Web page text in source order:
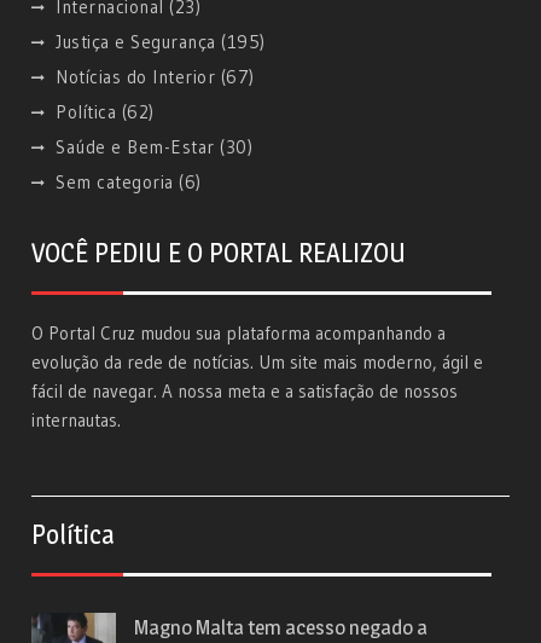
Internacional (23)
Justiça e Segurança (195)
Notícias do Interior (67)
Política (62)
Saúde e Bem-Estar (30)
Sem categoria (6)
VOCÊ PEDIU E O PORTAL REALIZOU
O Portal Cruz mudou sua plataforma acompanhando a
evolução da rede de notícias. Um site mais moderno, ágil e
fácil de navegar. A nossa meta e a satisfação de nossos
internautas.
Política
Magno Malta tem acesso negado a